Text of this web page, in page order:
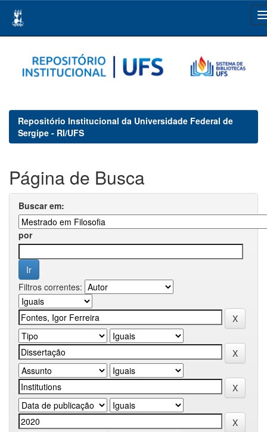
navigation
Repositório Institucional da Universidade Federal de
Sergipe - RI/UFS
Página de Busca
Buscar em:
por
Filtros correntes: